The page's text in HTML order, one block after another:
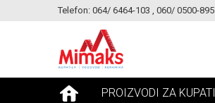
Telefon: 064/ 6464-103 , 060/ 0500-895
MOGUCNOST
PROIZVODI ZA